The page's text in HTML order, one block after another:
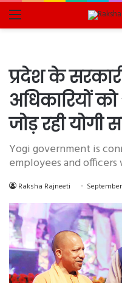
Menu
प्रदेश के
अधिकारियों
जोड़ रही योगी
Yogi government is
employees and
Raksha Rajneeti